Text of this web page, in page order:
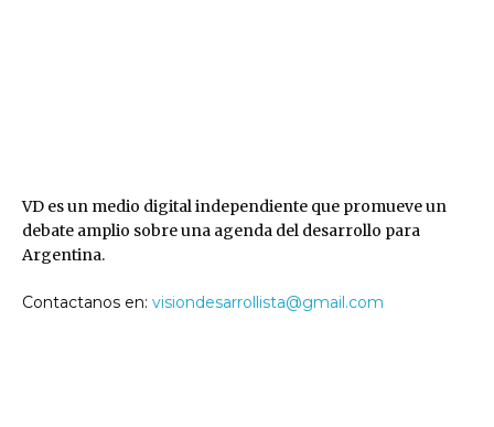
VD es un medio digital independiente que promueve un
debate amplio sobre una agenda del desarrollo para
Argentina.
Contactanos en: visiondesarrollista@gmail.com